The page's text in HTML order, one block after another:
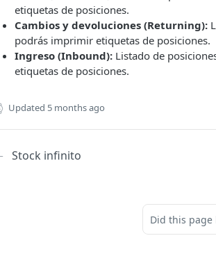
etiquetas de posiciones.
Cambios y devoluciones (Returning):
podrás imprimir etiquetas de posiciones.
Ingreso (Inbound): Listado de
etiquetas de posiciones.
Updated 5 months ago
Stock infinito
Did this page